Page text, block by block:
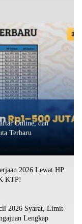
Online, dan
Terbaru
2026 Lewat HP
KTP!
2026 Syarat, Limit
Lengkap